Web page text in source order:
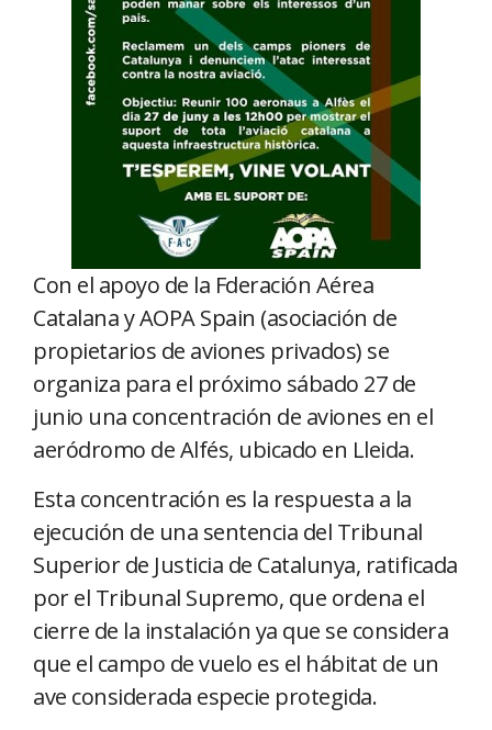
Con el apoyo de la Fderación Aérea
Catalana y AOPA Spain (asociación de
propietarios de aviones privados) se
organiza para el próximo sábado 27 de
junio una concentración de aviones en el
aeródromo de Alfés, ubicado en Lleida.
Esta concentración es la respuesta a la
ejecución de una sentencia del Tribunal
Superior de Justicia de Catalunya, ratificada
por el Tribunal Supremo, que ordena el
cierre de la instalación ya que se considera
que el campo de vuelo es el hábitat de un
ave considerada especie protegida.